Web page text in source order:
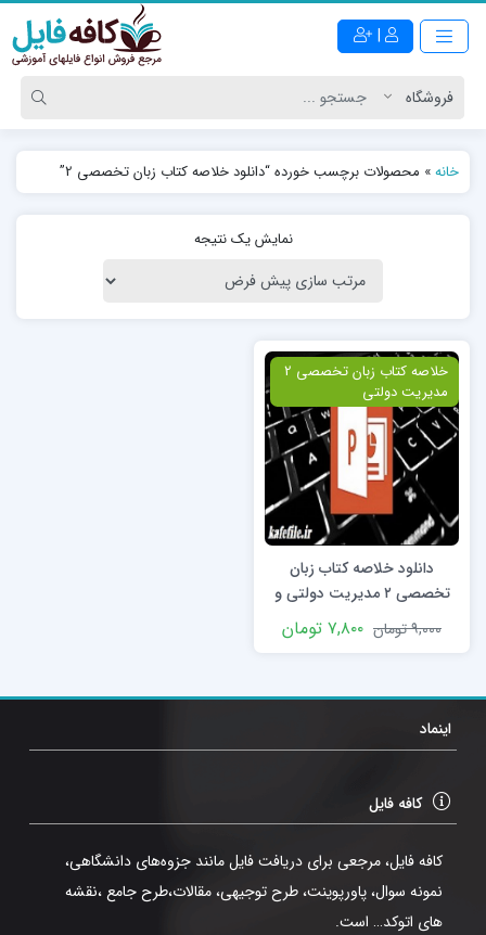
|
خانه» محصولات برچسب خورده “دانلود خلاصه کتاب زبان تخصصی 2”
نمایش یک نتیجه
ویژه
خلاصه کتاب زبان تخصصی 2
مدیریت دولتی
دانلود خلاصه کتاب زبان
تخصصی ۲ مدیریت دولتی و
بازرگانی در قالب ppt۹,۰۰۰تومان ۷,۸۰۰ تومان
اینماد
کافه فایل
کافه فایل، مرجعی برای دریافت فایل مانند جزوه‌های دانشگاهی،
نمونه سوال، پاورپوینت، طرح توجیهی، مقالات،طرح جامع ،نقشه
های اتوکد… است.